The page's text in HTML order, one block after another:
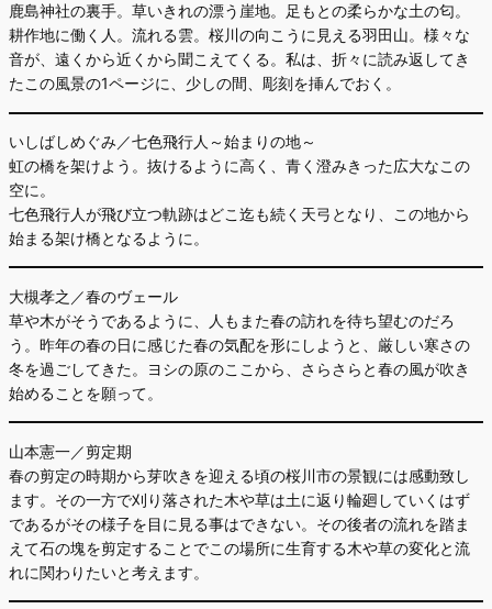
鹿島神社の裏手。草いきれの漂う崖地。足もとの柔らかな土の匂。
耕作地に働く人。流れる雲。桜川の向こうに見える羽田山。様々な
音が、遠くから近くから聞こえてくる。私は、折々に読み返してき
たこの風景の1ページに、少しの間、彫刻を挿んでおく。
いしばしめぐみ／七色飛行人～始まりの地～
虹の橋を架けよう。抜けるように高く、青く澄みきった広大なこの
空に。
七色飛行人が飛び立つ軌跡はどこ迄も続く天弓となり、この地から
始まる架け橋となるように。
大槻孝之／春のヴェール
草や木がそうであるように、人もまた春の訪れを待ち望むのだろ
う。昨年の春の日に感じた春の気配を形にしようと、厳しい寒さの
冬を過ごしてきた。ヨシの原のここから、さらさらと春の風が吹き
始めることを願って。
山本憲一／剪定期
春の剪定の時期から芽吹きを迎える頃の桜川市の景観には感動致し
ます。その一方で刈り落された木や草は土に返り輪廻していくはず
であるがその様子を目に見る事はできない。その後者の流れを踏ま
えて石の塊を剪定することでこの場所に生育する木や草の変化と流
れに関わりたいと考えます。